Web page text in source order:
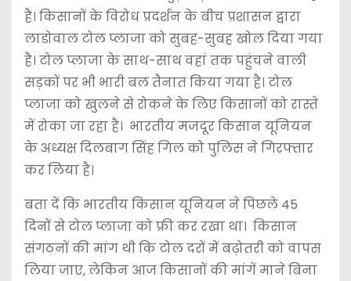
है। किसानों के विरोध प्रदर्शन के बीच प्रशासन द्वारा
लाडोवाल टोल प्लाजा को सुबह-सुबह खोल दिया गया
है। टोल प्लाजा के साथ-साथ वहां तक ​​पहुंचने वाली
सड़कों पर भी भारी बल तैनात किया गया है। टोल
प्लाजा को खुलने से रोकने के लिए किसानों को रास्ते
में रोका जा रहा है। भारतीय मजदूर किसान यूनियन
के अध्यक्ष दिलबाग सिंह गिल को पुलिस ने गिरफ्तार
कर लिया है।
बता दें कि भारतीय किसान यूनियन ने पिछले 45
दिनों से टोल प्लाजा को फ्री कर रखा था। किसान
संगठनों की मांग थी कि टोल दरों में बढ़ोतरी को वापस
लिया जाए, लेकिन आज किसानों की मांगें माने बिना